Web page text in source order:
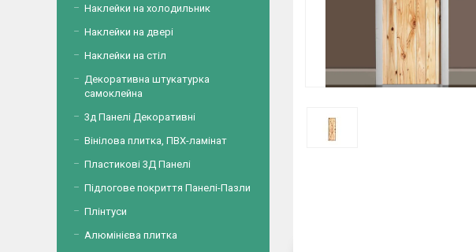
Наклейки на холодильник
Наклейки на двері
Наклейки на стіл
Декоративна штукатурка
самоклейна
3д Панелі Декоративні
Вінілова плитка, ПВХ-ламінат
Пластикові 3Д Панелі
Підлогове покриття Панелі-Пазли
Плінтуси
Алюмінієва плитка